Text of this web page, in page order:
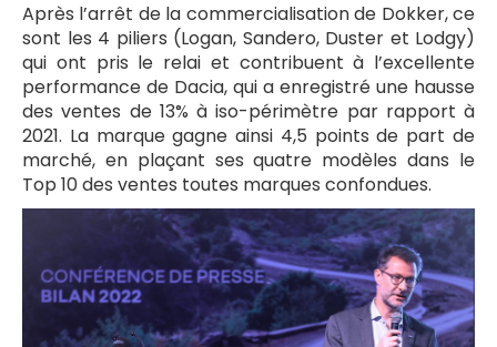
Après l’arrêt de la commercialisation de Dokker, ce
sont les 4 piliers (Logan, Sandero, Duster et Lodgy)
qui ont pris le relai et contribuent à l’excellente
performance de Dacia, qui a enregistré une hausse
des ventes de 13% à iso-périmètre par rapport à
2021. La marque gagne ainsi 4,5 points de part de
marché, en plaçant ses quatre modèles dans le
Top 10 des ventes toutes marques confondues.